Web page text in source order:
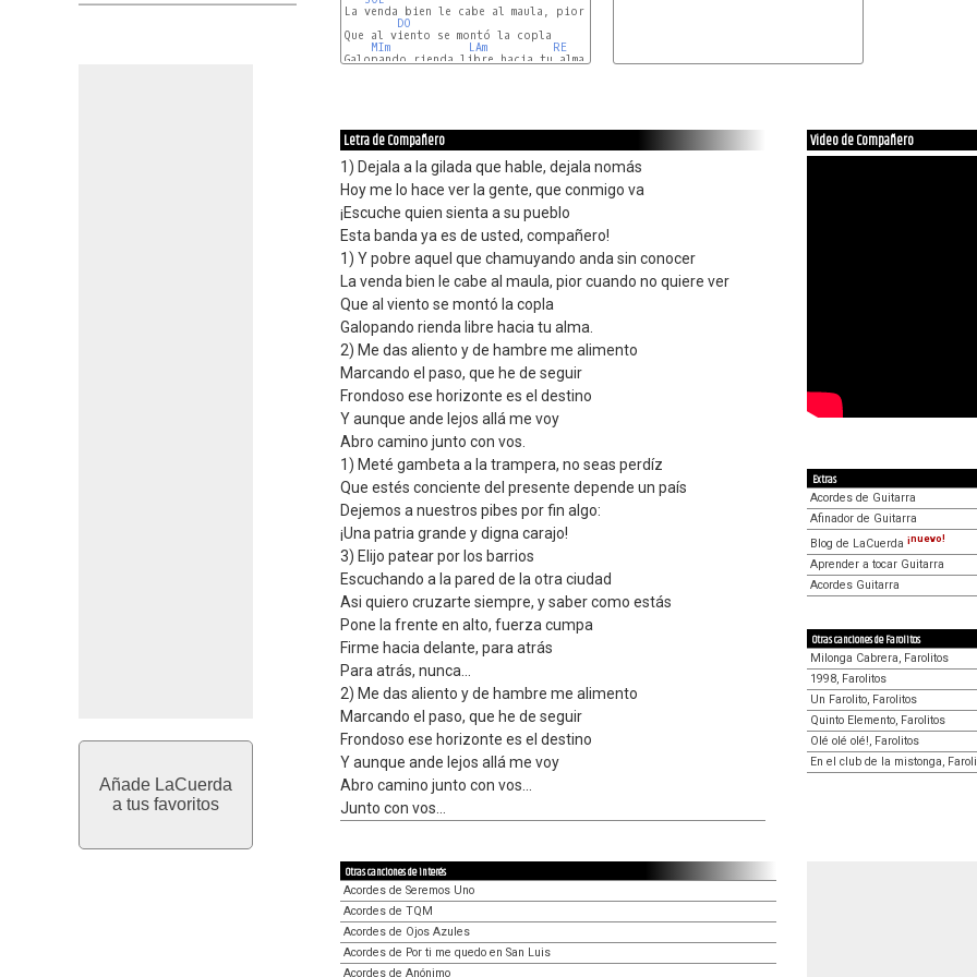
Añade LaCuerda
a tus favoritos
La venda bien le cabe al maula, pior cuando no quiere ver
DO
Que al viento se montó la copla
MIm
LAm
RE
Galopando rienda libre hacia tu alma.
Letra de Compañero
1) Dejala a la gilada que hable, dejala nomás
Hoy me lo hace ver la gente, que conmigo va
¡Escuche quien sienta a su pueblo
Esta banda ya es de usted, compañero!
1) Y pobre aquel que chamuyando anda sin conocer
La venda bien le cabe al maula, pior cuando no quiere ver
Que al viento se montó la copla
Galopando rienda libre hacia tu alma.
2) Me das aliento y de hambre me alimento
Marcando el paso, que he de seguir
Frondoso ese horizonte es el destino
Y aunque ande lejos allá me voy
Abro camino junto con vos.
1) Meté gambeta a la trampera, no seas perdíz
Que estés conciente del presente depende un país
Dejemos a nuestros pibes por fin algo:
¡Una patria grande y digna carajo!
3) Elijo patear por los barrios
Escuchando a la pared de la otra ciudad
Asi quiero cruzarte siempre, y saber como estás
Pone la frente en alto, fuerza cumpa
Firme hacia delante, para atrás
Para atrás, nunca...
2) Me das aliento y de hambre me alimento
Marcando el paso, que he de seguir
Frondoso ese horizonte es el destino
Y aunque ande lejos allá me voy
Abro camino junto con vos...
Junto con vos...
Video de Compañero
Extras
Acordes de Guitarra
Afinador de Guitarra
Blog de LaCuerda ¡nuevo!
Aprender a tocar Guitarra
Acordes Guitarra
Otras canciones de Farolitos
Milonga Cabrera, Farolitos
1998, Farolitos
Un Farolito, Farolitos
Quinto Elemento, Farolitos
Olé olé olé!, Farolitos
En el club de la mistonga,
Otras canciones de interés
Acordes de Seremos Uno
Acordes de TQM
Acordes de Ojos Azules
Acordes de Por ti me quedo en San Luis
Acordes de Anónimo